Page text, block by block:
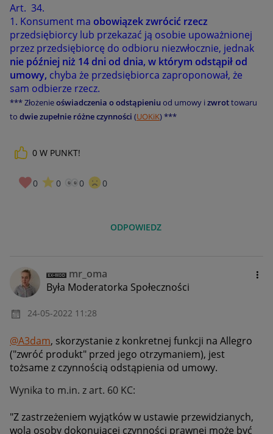
Art. 34.
1. Konsument ma obowiązek zwrócić rzecz
przedsiębiorcy lub przekazać ją osobie upoważnionej
przez przedsiębiorcę do odbioru niezwłocznie, jednak
nie później niż 14 dni od dnia, w którym odstąpił od
umowy, chyba że przedsiębiorca zaproponował, że
sam odbierze rzecz.
*** Złożenieoświadczenia o odstąpieniuod umowy i zwrottowaru
to dwie zupełnie różne czynności (UOKiK) ***
0 W PUNKT!
0 0 0 0
ODPOWIEDZ
mr_oma
Była Moderatorka Społeczności
‎24-05-2022 11:28
@A3dam, skorzystanie z konkretnej funkcji na Allegro
("zwróć produkt" przed jego otrzymaniem), jest
tożsame z czynnością odstąpienia od umowy.
Wynika to m.in. z art. 60 KC:
"Z zastrzeżeniem wyjątków w ustawie przewidzianych,
wola osoby dokonującej czynności prawnej może być